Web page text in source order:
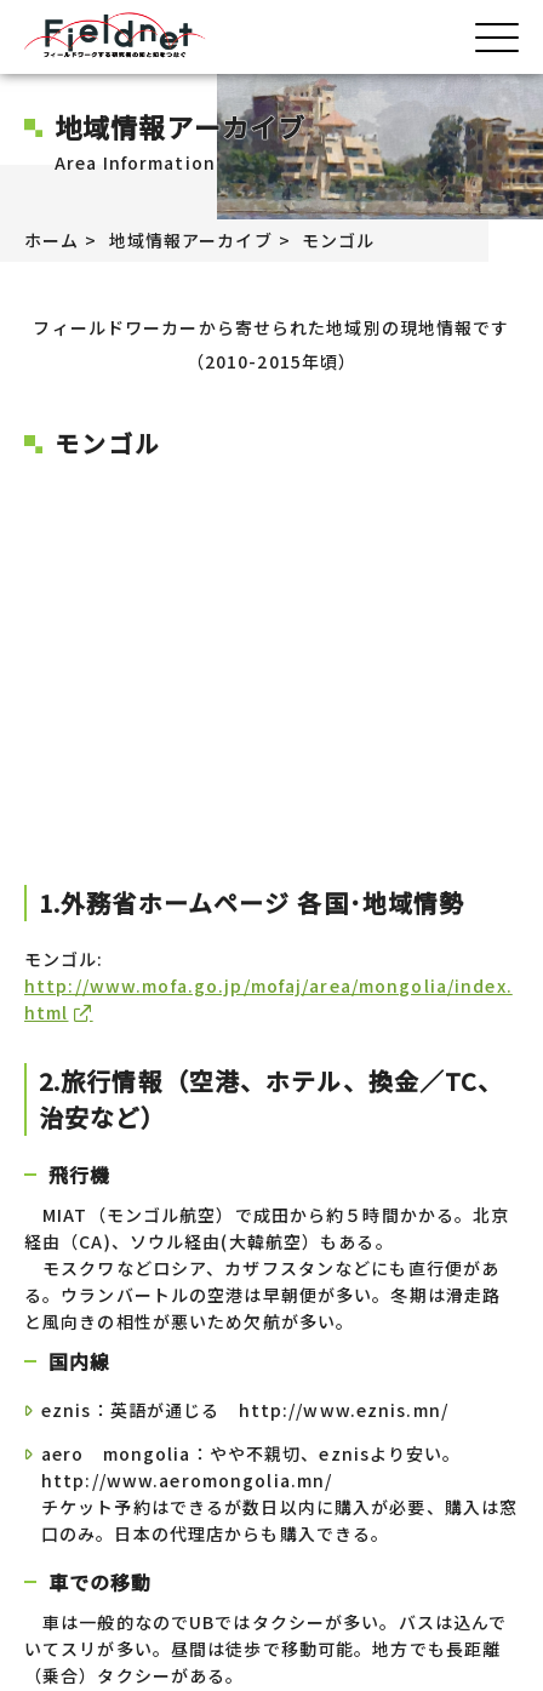
地域情報アーカイブ
Area Information
ホーム 地域情報アーカイブ モンゴル
フィールドワーカーから寄せられた地域別の現地情報です
（2010-2015年頃）
モンゴル
1.外務省ホームページ 各国･地域情勢
モンゴル:
http://www.mofa.go.jp/mofaj/area/mongolia/index.
html
2.旅行情報（空港、ホテル、換金／TC、
治安など）
飛行機
MIAT（モンゴル航空）で成田から約５時間かかる。北京
経由（CA)、ソウル経由(大韓航空）もある。
モスクワなどロシア、カザフスタンなどにも直行便があ
る。ウランバートルの空港は早朝便が多い。冬期は滑走路
と風向きの相性が悪いため欠航が多い。
国内線
eznis：英語が通じる http://www.eznis.mn/
aero mongolia：やや不親切、eznisより安い。
http://www.aeromongolia.mn/
チケット予約はできるが数日以内に購入が必要、購入は窓
口のみ。日本の代理店からも購入できる。
車での移動
車は一般的なのでUBではタクシーが多い。バスは込んで
いてスリが多い。昼間は徒歩で移動可能。地方でも長距離
（乗合）タクシーがある。